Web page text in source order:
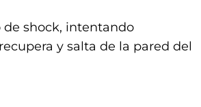
de shock, intentando
y salta de la pared del